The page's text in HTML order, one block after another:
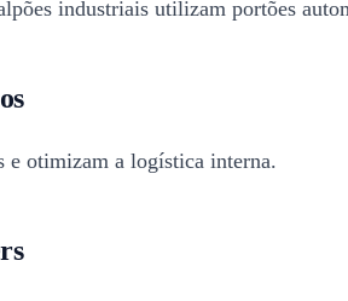
industriais utilizam portões
e otimizam a logística interna.